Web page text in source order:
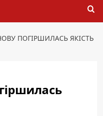
ПОГІРШИЛАСЬ ЯКІСТЬ